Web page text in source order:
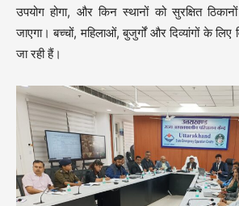
उपयोग होगा, और किन स्थानों को सुरक्षित
जाएगा। बच्चों, महिलाओं, बुजुर्गों और दिव्यांगों के लिए
जा रही हैं।